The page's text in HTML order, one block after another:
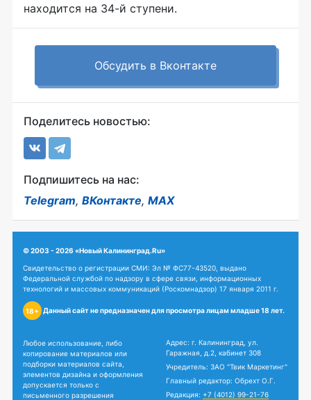
находится на 34-й ступени.
Обсудить в Вконтакте
Поделитесь новостью:
Подпишитесь на нас:
Telegram, ВКонтакте, MAX
© 2003 - 2026 «Новый Калининград.Ru»
Свидетельство о регистрации СМИ: Эл № ФС77-43520, выдано
Федеральной службой по надзору в сфере связи, информационных
технологий и массовых коммуникаций (Роскомнадзор) 17 января 2011 г.
18+ Данный сайт не предназначен для просмотра лицам младше 18 лет.
Любое использование, либо
копирование материалов или
подборки материалов сайта,
элементов дизайна и оформления
допускается только с
письменного разрешения
Адрес: г. Калининград, ул.
Гаражная, д.2, кабинет 308
Учредитель: ЗАО "Твик Маркетинг"
Главный редактор: Обрехт О.Г.
Редакция: +7 (4012) 99-21-76